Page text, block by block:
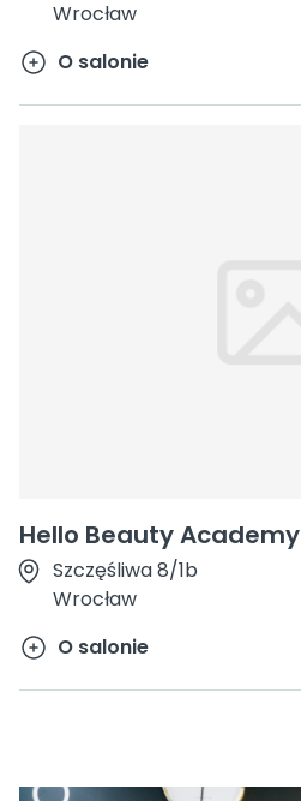
Wrocław
O salonie
Hello Beauty Academy
Szczęśliwa 8/1b
Wrocław
O salonie